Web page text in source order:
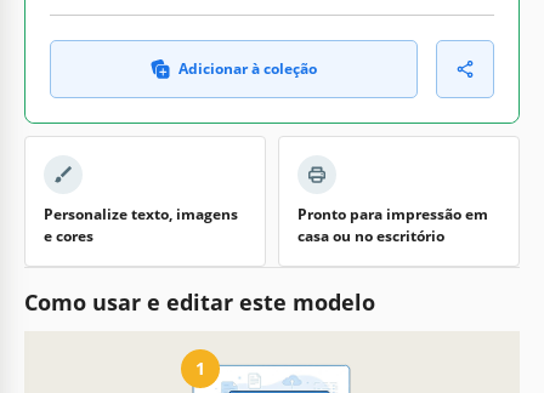
Adicionar à coleção
Personalize texto, imagens
e cores
Pronto para impressão em
casa ou no escritório
Como usar e editar este modelo
1